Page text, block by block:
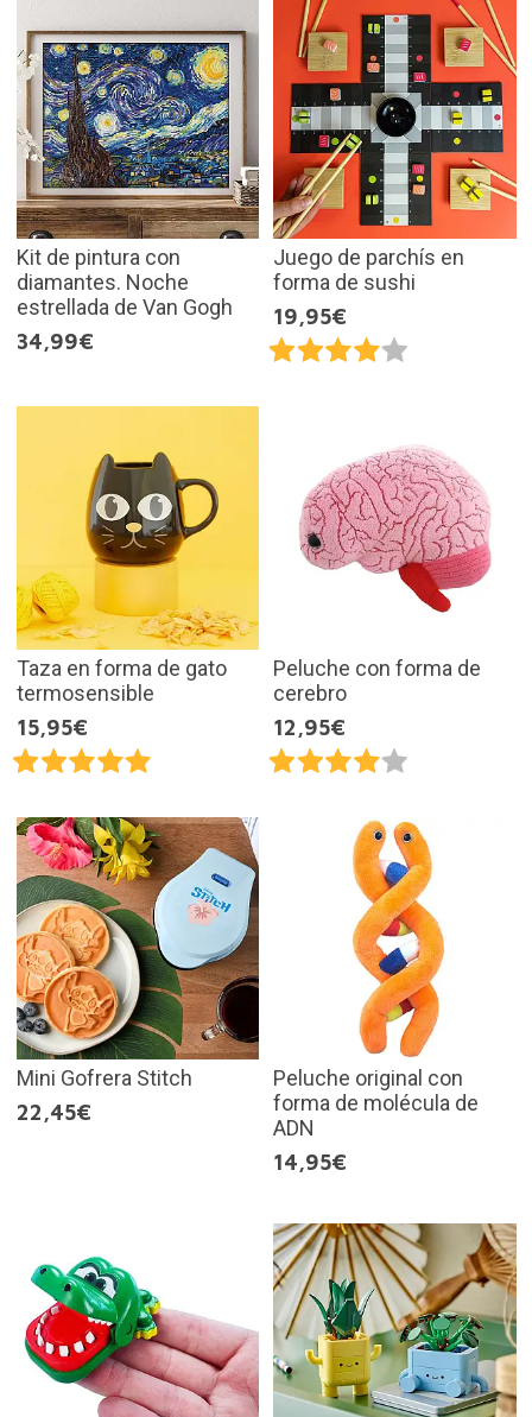
Kit de pintura con
diamantes. Noche
estrellada de Van Gogh
34,99€
Juego de parchís en
forma de sushi
19,95€
Taza en forma de gato
termosensible
15,95€
Peluche con forma de
cerebro
12,95€
Mini Gofrera Stitch
22,45€
Peluche original con
forma de molécula de
ADN
14,95€